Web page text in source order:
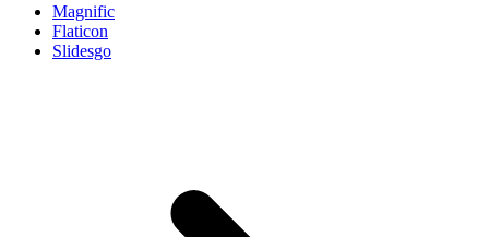
Magnific
Flaticon
Slidesgo